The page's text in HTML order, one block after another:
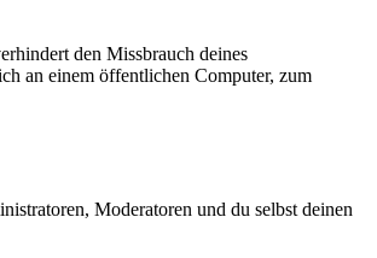
den Missbrauch deines
an einem öffentlichen Computer, zum
Moderatoren und du selbst deinen